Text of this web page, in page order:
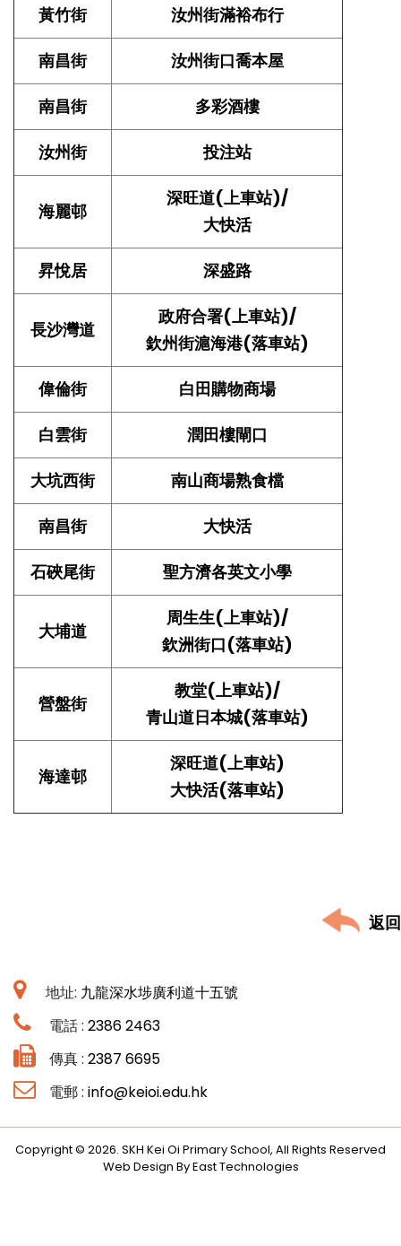
黃竹街 汝州街滿裕布行
南昌街 汝州街口喬本屋
南昌街 多彩酒樓
汝州街 投注站
海麗邨
深旺道(上車站)/
大快活
昇悅居 深盛路
長沙灣道
政府合署(上車站)/
欽州街滬海港(落車站)
偉倫街 白田購物商場
白雲街 潤田樓閘口
大坑西街 南山商場熟食檔
南昌街 大快活
石硤尾街 聖方濟各英文小學
大埔道
周生生(上車站)/
欽洲街口(落車站)
營盤街
教堂(上車站)/
青山道日本城(落車站)
海達邨
深旺道(上車站)
大快活(落車站)
返回
地址: 九龍深水埗廣利道十五號
電話 : 2386 2463
傳真 : 2387 6695
電郵 : info@keioi.edu.hk
Copyright © 2026. SKH Kei Oi Primary School, All Rights Reserved
Web Design By East Technologies